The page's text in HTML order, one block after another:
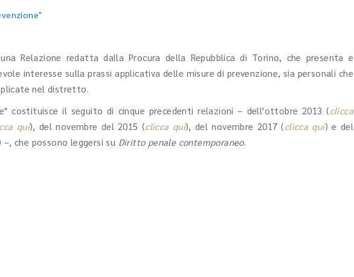
Relazione redatta dalla Procura della Repubblica di Torino, che presenta e
interesse sulla prassi applicativa delle misure di prevenzione, sia personali che
nel distretto.
costituisce il seguito di cinque precedenti relazioni – dell'ottobre 2013 (clicca
qui), del novembre del 2015 (clicca qui), del novembre 2017 (clicca qui) e del
–, che possono leggersi su Diritto penale contemporaneo.